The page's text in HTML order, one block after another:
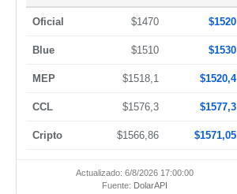
Oficial $1470 $1520
Blue $1510 $1530
MEP $1518,1 $1520,4
CCL $1576,3 $1577,3
Cripto $1566,86 $1571,05
Actualizado: 6/8/2026 17:00:00
Fuente: DolarAPI